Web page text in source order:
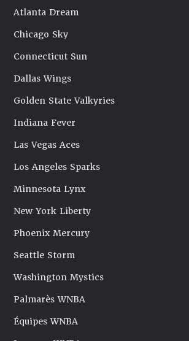
Atlanta Dream
Chicago Sky
Connecticut Sun
Dallas Wings
Golden State Valkyries
Indiana Fever
Las Vegas Aces
Los Angeles Sparks
Minnesota Lynx
New York Liberty
Phoenix Mercury
Seattle Storm
Washington Mystics
Palmarès WNBA
Équipes WNBA